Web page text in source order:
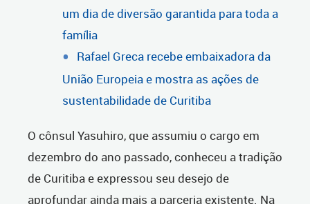
um dia de diversão garantida para toda a
família
Rafael Greca recebe embaixadora da
União Europeia e mostra as ações de
sustentabilidade de Curitiba
O cônsul Yasuhiro, que assumiu o cargo em
dezembro do ano passado, conheceu a tradição
de Curitiba e expressou seu desejo de
aprofundar ainda mais a parceria existente. Na